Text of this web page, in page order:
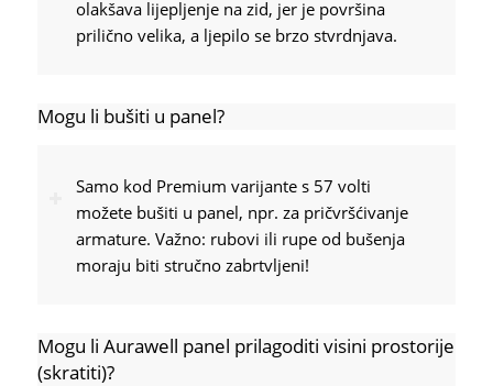
olakšava lijepljenje na zid, jer je površina
prilično velika, a ljepilo se brzo stvrdnjava.
Mogu li bušiti u panel?
Samo kod Premium varijante s 57 volti
možete bušiti u panel, npr. za pričvršćivanje
armature. Važno: rubovi ili rupe od bušenja
moraju biti stručno zabrtvljeni!
Mogu li Aurawell panel prilagoditi visini prostorije
(skratiti)?